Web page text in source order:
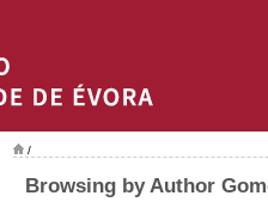
/
Browsing by Author